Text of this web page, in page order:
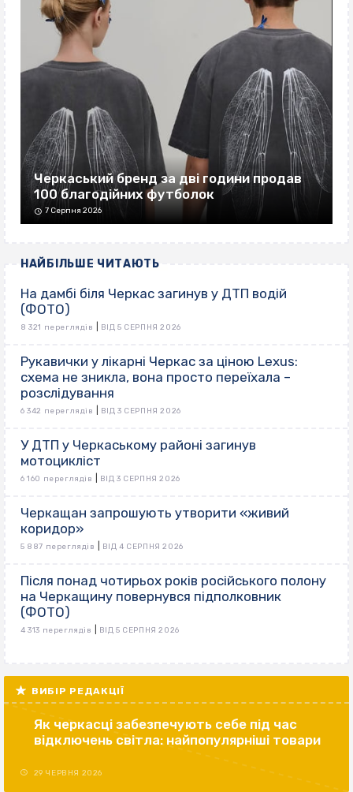
Черкаський бренд за дві години продав
100 благодійних футболок
7 Серпня 2026
НАЙБІЛЬШЕ ЧИТАЮТЬ
На дамбі біля Черкас загинув у ДТП водій
(ФОТО)
8 321 переглядів ВІД 5 СЕРПНЯ 2026
Рукавички у лікарні Черкас за ціною Lexus:
схема не зникла, вона просто переїхала –
розслідування
6 342 переглядів ВІД 3 СЕРПНЯ 2026
У ДТП у Черкаському районі загинув
мотоцикліст
6 160 переглядів ВІД 3 СЕРПНЯ 2026
Черкащан запрошують утворити «живий
коридор»
5 887 переглядів ВІД 4 СЕРПНЯ 2026
Після понад чотирьох років російського полону
на Черкащину повернувся підполковник
(ФОТО)
4 313 переглядів ВІД 5 СЕРПНЯ 2026
ВИБІР РЕДАКЦІЇ
Як черкасці забезпечують себе під час
відключень світла: найпопулярніші товари
29 ЧЕРВНЯ 2026